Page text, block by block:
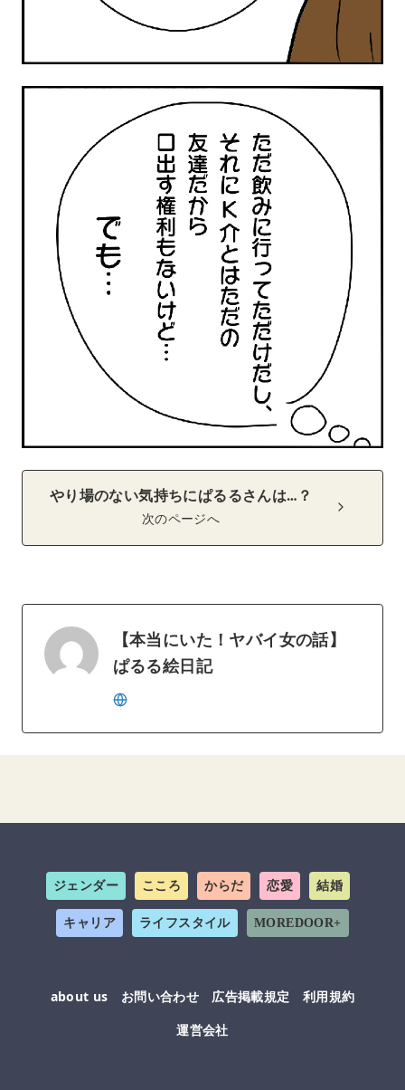
やり場のない気持ちにぱるるさんは…？
次のページへ
【本当にいた！ヤバイ女の話】
ぱるる絵日記
ジェンダー こころ からだ 恋愛 結婚
キャリア ライフスタイル MOREDOOR+
about us お問い合わせ 広告掲載規定
利用規約
運営会社